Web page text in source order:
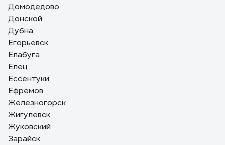
Домодедово
Донской
Дубна
Егорьевск
Елабуга
Елец
Ессентуки
Ефремов
Железногорск
Жигулевск
Жуковский
Зарайск